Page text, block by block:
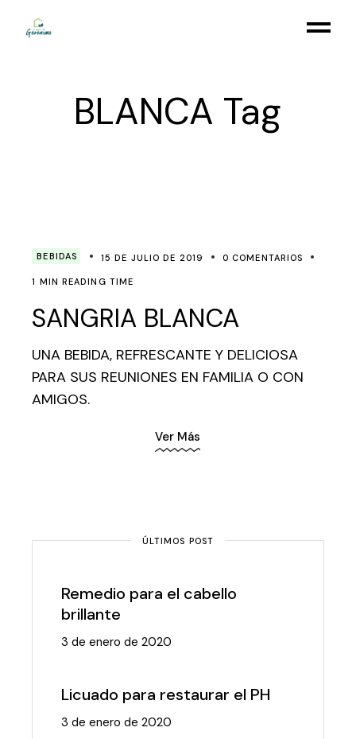
BLANCA Tag
BEBIDAS 15 DE JULIO DE 2019 0 COMENTARIOS
1 MIN READING TIME
SANGRIA BLANCA
UNA BEBIDA, REFRESCANTE Y DELICIOSA
PARA SUS REUNIONES EN FAMILIA O CON
AMIGOS.
Ver Más
ÚLTIMOS POST
Remedio para el cabello
brillante
3 de enero de 2020
Licuado para restaurar el PH
3 de enero de 2020